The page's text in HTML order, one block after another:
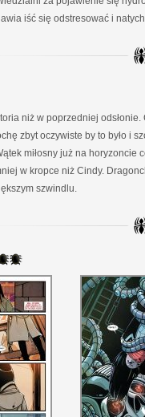
iść się odstresować i
niż w poprzedniej
zbyt oczywiste by to było i
miłosny już na horyzoncie
w kropce niż Cindy.
szwindlu.